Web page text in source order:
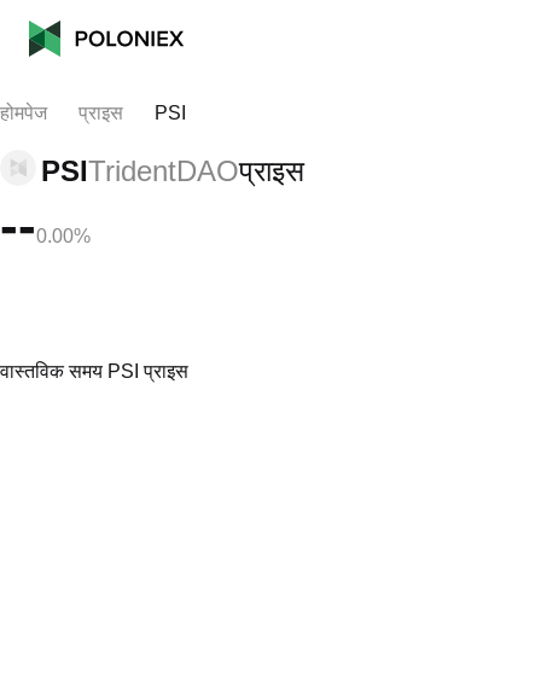
होमपेज प्राइस PSI
PSITridentDAOप्राइस
--0.00%
वास्तविक समय PSI प्राइस